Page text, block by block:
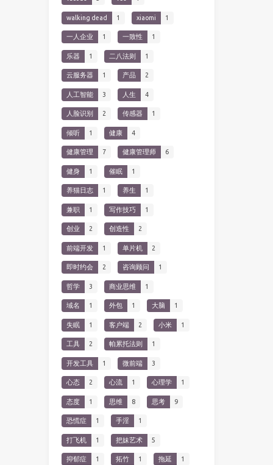
walking dead 1 xiaomi 1
一人企业 1 一致性 1
乐器 1 二八法则 1
云服务器 1 产品 2
人工智能 3 人生 4
人脸识别 2 传感器 1
倾听 1 健康 4
健康管理 7 健康管理师 6
健身 1 催眠 1
养猫日志 1 养生 1
兼职 1 写作技巧 1
创业 2 创造性 2
前端开发 1 单片机 2
即时约会 2 咨询顾问 1
哲学 3 商业思维 1
域名 1 外包 1 大脑 1
失眠 1 客户端 2 小米 1
工具 2 帕累托法则 1
开发工具 1 微前端 3
心态 2 心流 1 心理学 1
态度 1 思维 8 思考 9
恐慌症 1 手淫 1
打飞机 1 把妹艺术 5
抑郁症 1 拓竹 1 拖延 1